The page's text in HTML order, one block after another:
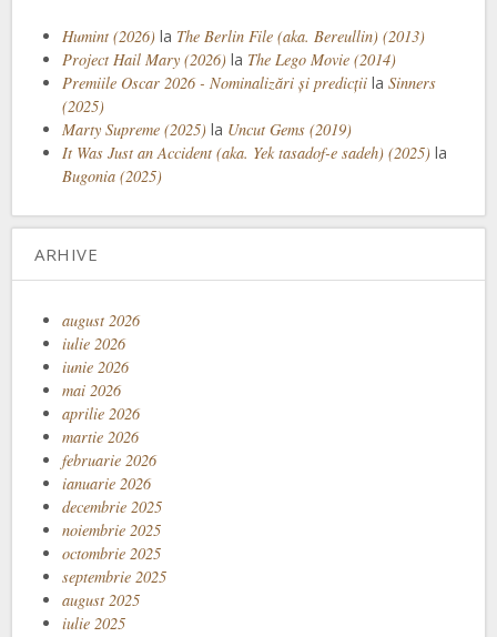
Humint (2026) la The Berlin File (aka. Bereullin) (2013)
Project Hail Mary (2026) la The Lego Movie (2014)
Premiile Oscar 2026 - Nominalizări și predicții la Sinners
(2025)
Marty Supreme (2025) la Uncut Gems (2019)
It Was Just an Accident (aka. Yek tasadof-e sadeh) (2025) la
Bugonia (2025)
ARHIVE
august 2026
iulie 2026
iunie 2026
mai 2026
aprilie 2026
martie 2026
februarie 2026
ianuarie 2026
decembrie 2025
noiembrie 2025
octombrie 2025
septembrie 2025
august 2025
iulie 2025